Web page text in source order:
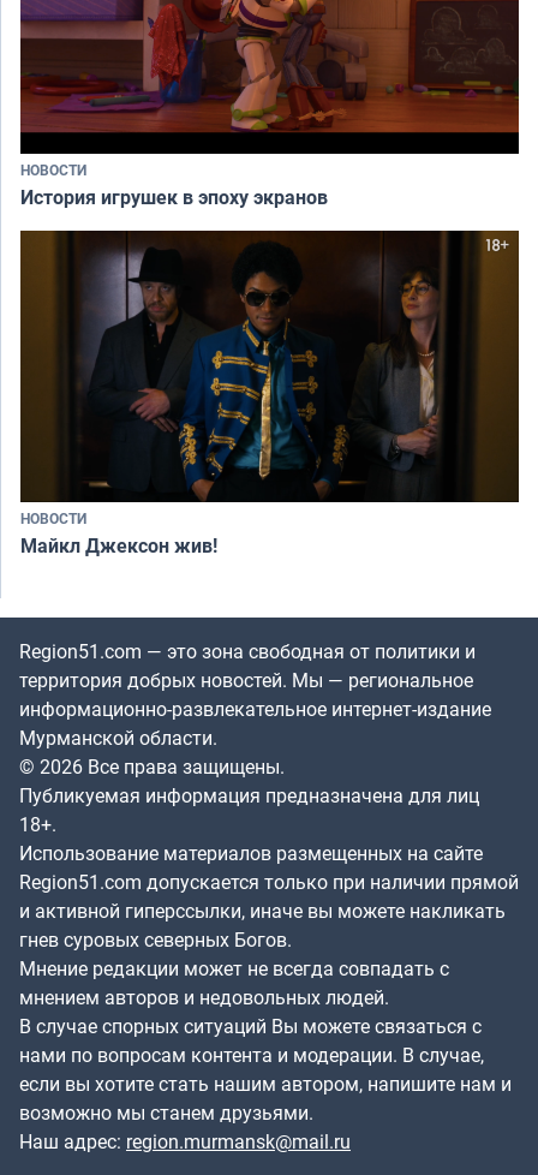
НОВОСТИ
История игрушек в эпоху экранов
НОВОСТИ
Майкл Джексон жив!
Region51.com — это зона свободная от политики и
территория добрых новостей. Мы — региональное
информационно-развлекательное интернет-издание
Мурманской области.
© 2026 Все права защищены.
Публикуемая информация предназначена для лиц
18+.
Использование материалов размещенных на сайте
Region51.com допускается только при наличии прямой
и активной гиперссылки, иначе вы можете накликать
гнев суровых северных Богов.
Мнение редакции может не всегда совпадать с
мнением авторов и недовольных людей.
В случае спорных ситуаций Вы можете связаться с
нами по вопросам контента и модерации. В случае,
если вы хотите стать нашим автором, напишите нам и
возможно мы станем друзьями.
Наш адрес: region.murmansk@mail.ru